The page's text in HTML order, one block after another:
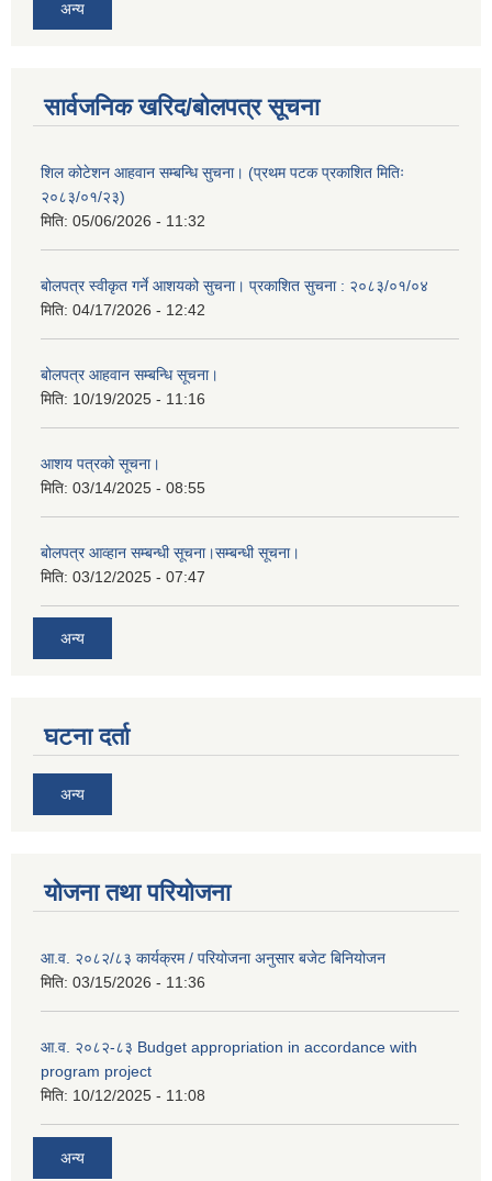
अन्य
सार्वजनिक खरिद/बोलपत्र सूचना
शिल कोटेशन आहवान सम्बन्धि सुचना। (प्रथम पटक प्रकाशित मितिः
२०८३/०१/२३)
मिति: 05/06/2026 - 11:32
बोलपत्र स्वीकृत गर्ने आशयको सुचना। प्रकाशित सुचना : २०८३/०१/०४
मिति: 04/17/2026 - 12:42
बोलपत्र आहवान सम्बन्धि सूचना।
मिति: 10/19/2025 - 11:16
आशय पत्रको सूचना।
मिति: 03/14/2025 - 08:55
बोलपत्र आव्हान सम्बन्धी सूचना।सम्बन्धी सूचना।
मिति: 03/12/2025 - 07:47
अन्य
घटना दर्ता
अन्य
योजना तथा परियोजना
आ.व. २०८२/८३ कार्यक्रम / परियोजना अनुसार बजेट बिनियोजन
मिति: 03/15/2026 - 11:36
आ.व. २०८२-८३ Budget appropriation in accordance with
program project
मिति: 10/12/2025 - 11:08
अन्य